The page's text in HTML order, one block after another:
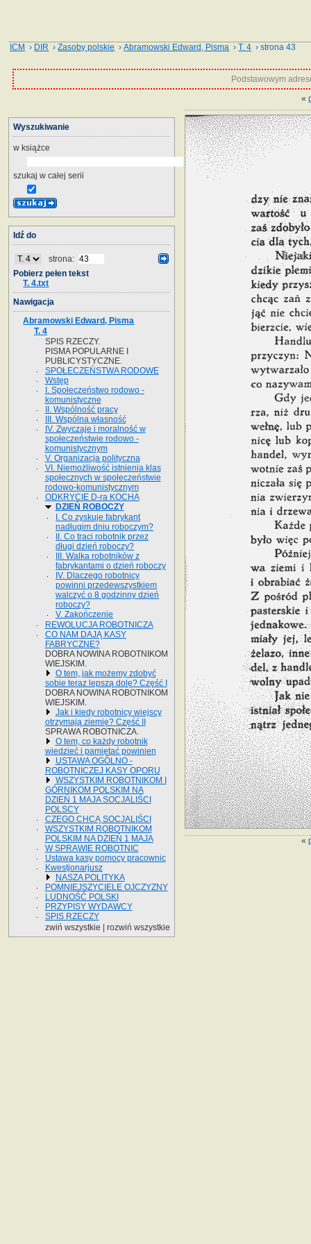
ICM › DIR ›Zasoby polskie ›Abramowski Edward, Pisma ›T. 4 › strona 43
Podstawowym
«
«
Wyszukiwanie
w książce
szukaj w całej serii
Idź do
strona:
Pobierz pełen tekst
T. 4.txt
Nawigacja
Abramowski Edward, Pisma
T. 4
SPIS RZECZY.
PISMA POPULARNE I
PUBLICYSTYCZNE.
SPOŁECZEŃSTWA RODOWE
Wstęp
I. Społeczeństwo rodowo -
komunistyczne
II. Wspólność pracy
III. Wspólna własność
IV. Zwyczaje i moralność w
społeczeństwie rodowo -
komunistycznym
V. Organizacja polityczna
VI. Niemożliwość istnienia klas
społecznych w społeczeństwie
rodowo-komunistycznym
ODKRYCIE D-ra KOCHA
DZIEŃ ROBOCZY
I. Co zyskuje fabrykant
nadługim dniu roboczym?
II. Co traci robotnik przez
długi dzień roboczy?
III. Walka robotników z
fabrykantami o dzień roboczy
IV. Dlaczego robotnicy
powinni przedewszystkiem
walczyć o 8 godzinny dzień
roboczy?
V. Zakończenie
REWOLUCJA ROBOTNICZA
CO NAM DAJĄ KASY
FABRYCZNE?
DOBRA NOWINA ROBOTNIKOM
WIEJSKIM.
O tem, jak możemy zdobyć
sobie teraz lepszą dolę? Część I
DOBRA NOWINA ROBOTNIKOM
WIEJSKIM.
Jak i kiedy robotnicy wiejscy
otrzymają ziemię? Część II
SPRAWA ROBOTNICZA.
O tem, co każdy robotnik
wiedzieć i pamiętać powinien
USTAWA OGÓLNO -
ROBOTNICZEJ KASY OPORU
WSZYSTKIM ROBOTNIKOM I
GÓRNIKOM POLSKIM NA
DZIEŃ 1 MAJA SOCJALIŚCI
POLSCY
CZEGO CHCĄ SOCJALIŚCI
WSZYSTKIM ROBOTNIKOM
POLSKIM NA DZIEŃ 1 MAJA
W SPRAWIE ROBOTNIC
Ustawa kasy pomocy pracownic
Kwestjonarjusz
NASZA POLITYKA
POMNIEJSZYCIELE OJCZYZNY
LUDNOŚĆ POLSKI
PRZYPISY WYDAWCY
SPIS RZECZY
zwiń wszystkie | rozwiń wszystkie